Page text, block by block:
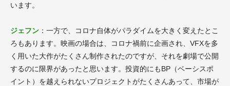
います。
ジェフン ：一方で、コロナ自体がパラダイムを大きく変えたとこ
ろもあります。映画の場合は、コロナ禍前に企画され、VFXを多
く用いた大作がたくさん制作されたのですが、それを劇場で公開
するのに限界があったと思います。投資的にもBP（ベーシスポ
イント）を越えられないプロジェクトがたくさんあって、市場が